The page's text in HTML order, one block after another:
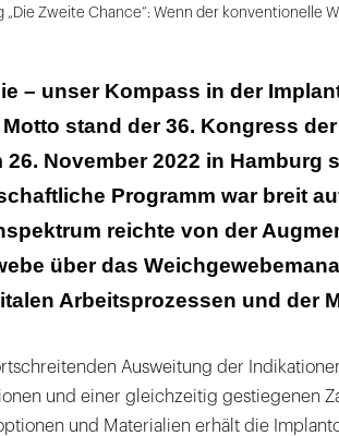
„Die Zweite Chance“: Wenn der konventionelle
– unser Kompass in der
stand der 36. Kongress der
26. November 2022 in Hamburg
Programm war breit
reichte von der
über das
Arbeitsprozessen und der
Aus­weitung der
und einer gleichzeitig gestiegenen
und Materialien erhält die